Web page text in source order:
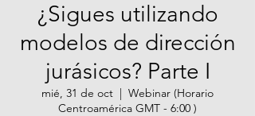
¿Sigues utilizando
modelos de dirección
jurásicos? Parte I
mié, 31 de oct
  |
Webinar (Horario
Centroamérica GMT - 6:00 )